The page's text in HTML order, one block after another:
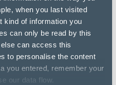
when you last visited
kind of information you
can only be read by this
can access this
to personalise the content
you entered, remember your
our data flow.
biztosítjuk az egyedi
szükséges